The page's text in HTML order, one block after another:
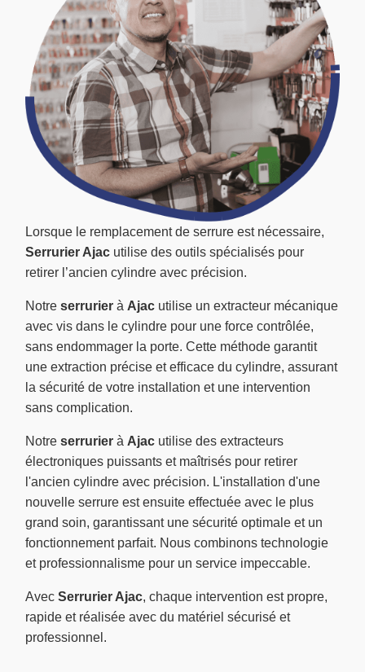
Lorsque le remplacement de serrure est nécessaire,
Serrurier Ajac utilise des outils spécialisés pour
retirer l’ancien cylindre avec précision.
Notre serrurier à Ajac utilise un extracteur mécanique
avec vis dans le cylindre pour une force contrôlée,
sans endommager la porte. Cette méthode garantit
une extraction précise et efficace du cylindre, assurant
la sécurité de votre installation et une intervention
sans complication.
Notre serrurier à Ajac utilise des extracteurs
électroniques puissants et maîtrisés pour retirer
l'ancien cylindre avec précision. L'installation d'une
nouvelle serrure est ensuite effectuée avec le plus
grand soin, garantissant une sécurité optimale et un
fonctionnement parfait. Nous combinons technologie
et professionnalisme pour un service impeccable.
Avec Serrurier Ajac, chaque intervention est propre,
rapide et réalisée avec du matériel sécurisé et
professionnel.